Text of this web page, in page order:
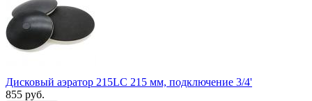
Дисковый аэратор 215LC 215 мм, подключение 3/4'
855 руб.